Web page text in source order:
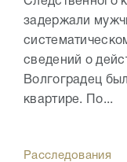
задержали
сведений о
Волгоградец
квартире. По...
Расследования